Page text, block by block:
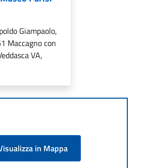
Giampaolo,
Maccagno con
VA,
in Mappa